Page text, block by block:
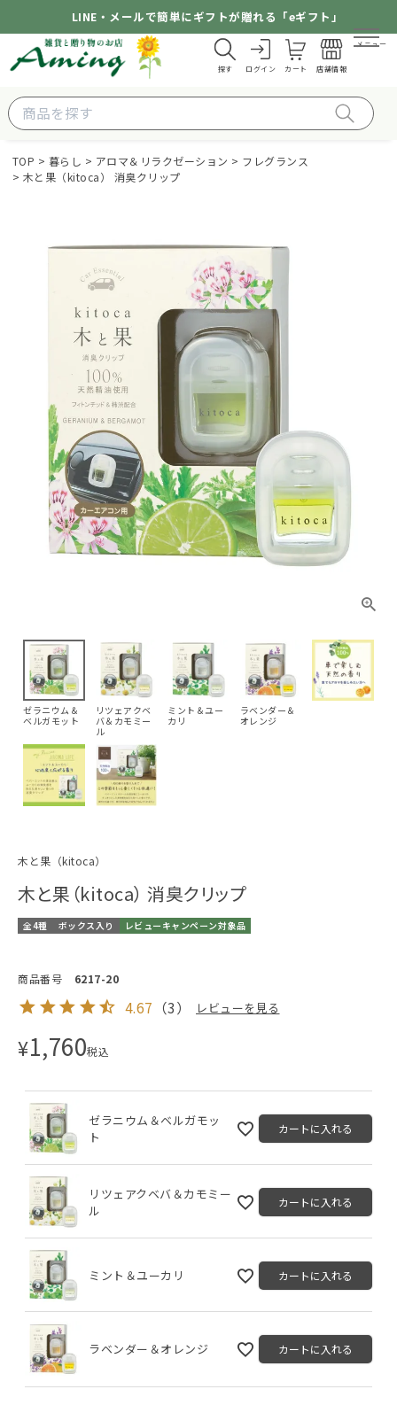
LINE・メールで簡単にギフトが贈れる「eギフト」
探す ログイン カート 店舗情報
メニュー
TOP 暮らし アロマ＆リラクゼーション
フレグランス
木と果（kitoca） 消臭クリップ
ゼラニウム＆
ベルガモット
リツェアクベ
バ＆カモミー
ル
ミント＆ユー
カリ
ラベンダー＆
オレンジ
木と果（kitoca）
木と果（kitoca） 消臭クリップ
全4種 ボックス入り レビューキャンペーン対象品
商品番号 6217-20
4.67 （3） レビューを見る
¥1,760税込
ゼラニウム＆ベルガモッ
ト
カートに入れる
リツェアクベバ＆カモミー
ル
カートに入れる
ミント＆ユーカリ カートに入れる
ラベンダー＆オレンジ カートに入れる